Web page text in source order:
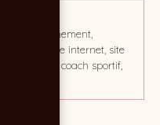
sport, enseignement,
wordpress, site internet, site
web, gironde, coach sportif,